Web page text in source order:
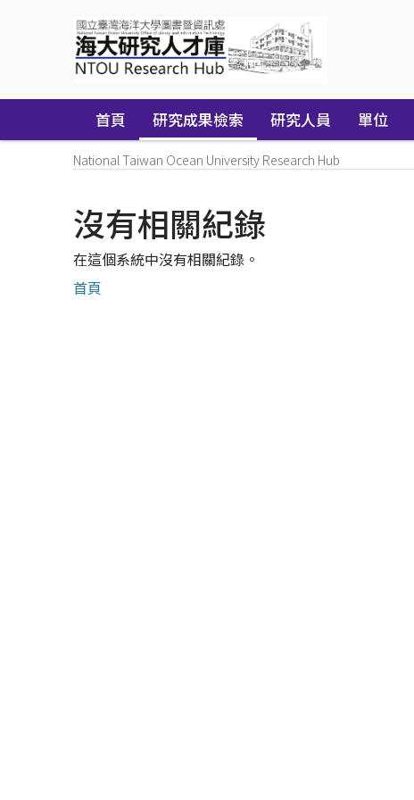
首頁 研究成果檢索 研究人員 單位
National Taiwan Ocean University Research Hub
沒有相關紀錄
在這個系統中沒有相關紀錄。
首頁